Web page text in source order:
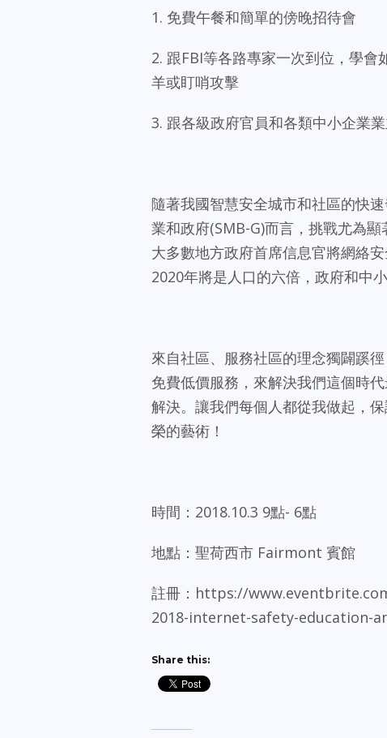
1. 免費午餐和簡單的傍晚招待會
2. 跟FBI等各路專家一次到位，學
羊或盯哨攻擊
3. 跟各級政府官員和各類中小企業
隨著我國智慧安全城市和社區的快
業和政府(SMB-G)而言，挑戰尤為
大多數地方政府首席信息官將網絡
2020年將是人口的六倍，政府和中
來自社區、服務社區的理念獨闢蹊
免費低價服務，來解決我們這個時
解決。讓我們每個人都從我做起，
榮的藝術！
時間：2018.10.3 9點- 6點
地點：聖荷西市 Fairmont 賓館
註冊：https://
2018-internet-safety-education-
Share this: